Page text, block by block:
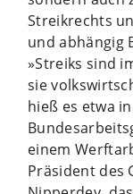
Streikrechts
und abhängig
»Streiks sind
sie
hieß es etwa
einem
Präsident des